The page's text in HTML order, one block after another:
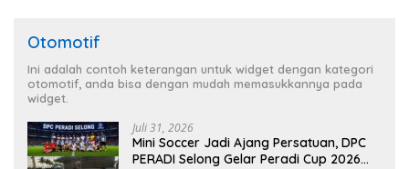
Otomotif
Ini adalah contoh keterangan untuk widget dengan kategori
otomotif, anda bisa dengan mudah memasukkannya pada
widget.
Juli 31, 2026
Mini Soccer Jadi Ajang Persatuan, DPC
PERADI Selong Gelar Peradi Cup 2026